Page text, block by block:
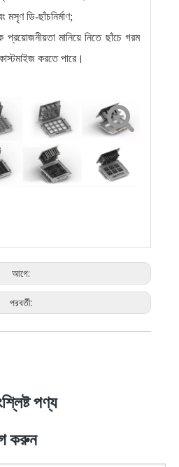
মসৃণ ডি-ছাঁচনির্মাণ;
মানিয়ে নিতে ছাঁচে গরম
করতে পারে।
আগে:
পরবর্তী:
পণ্য
করুন